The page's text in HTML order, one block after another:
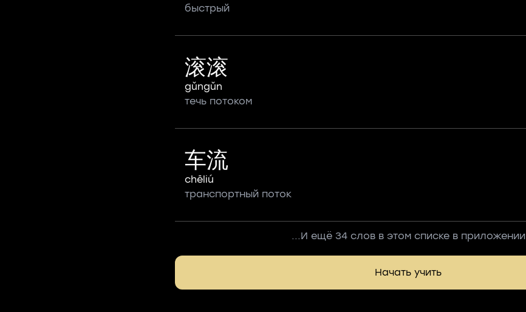
быстрый
滚滚
gǔngǔn
течь потоком
车流
chēliú
транспортный поток
...И ещё 34 слов в этом списке в приложении
Начать учить